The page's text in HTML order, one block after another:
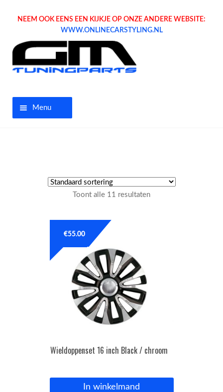
NEEM OOK EENS EEN KIJKJE OP ONZE ANDERE WEBSITE:
WWW.ONLINECARSTYLING.NL
Menu
Tuning parts
Bedrijfswagen parts
Toont alle 11 resultaten
Wieldoppenset 16 inch Black / chroom
€55.00
In winkelmand